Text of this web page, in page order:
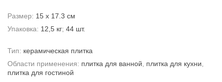
Размер: 15 x 17.3 см
Упаковка: 12,5 кг; 44 шт.
Тип: керамическая плитка
Области применения: плитка для ванной плитка для кухни
плитка для гостиной